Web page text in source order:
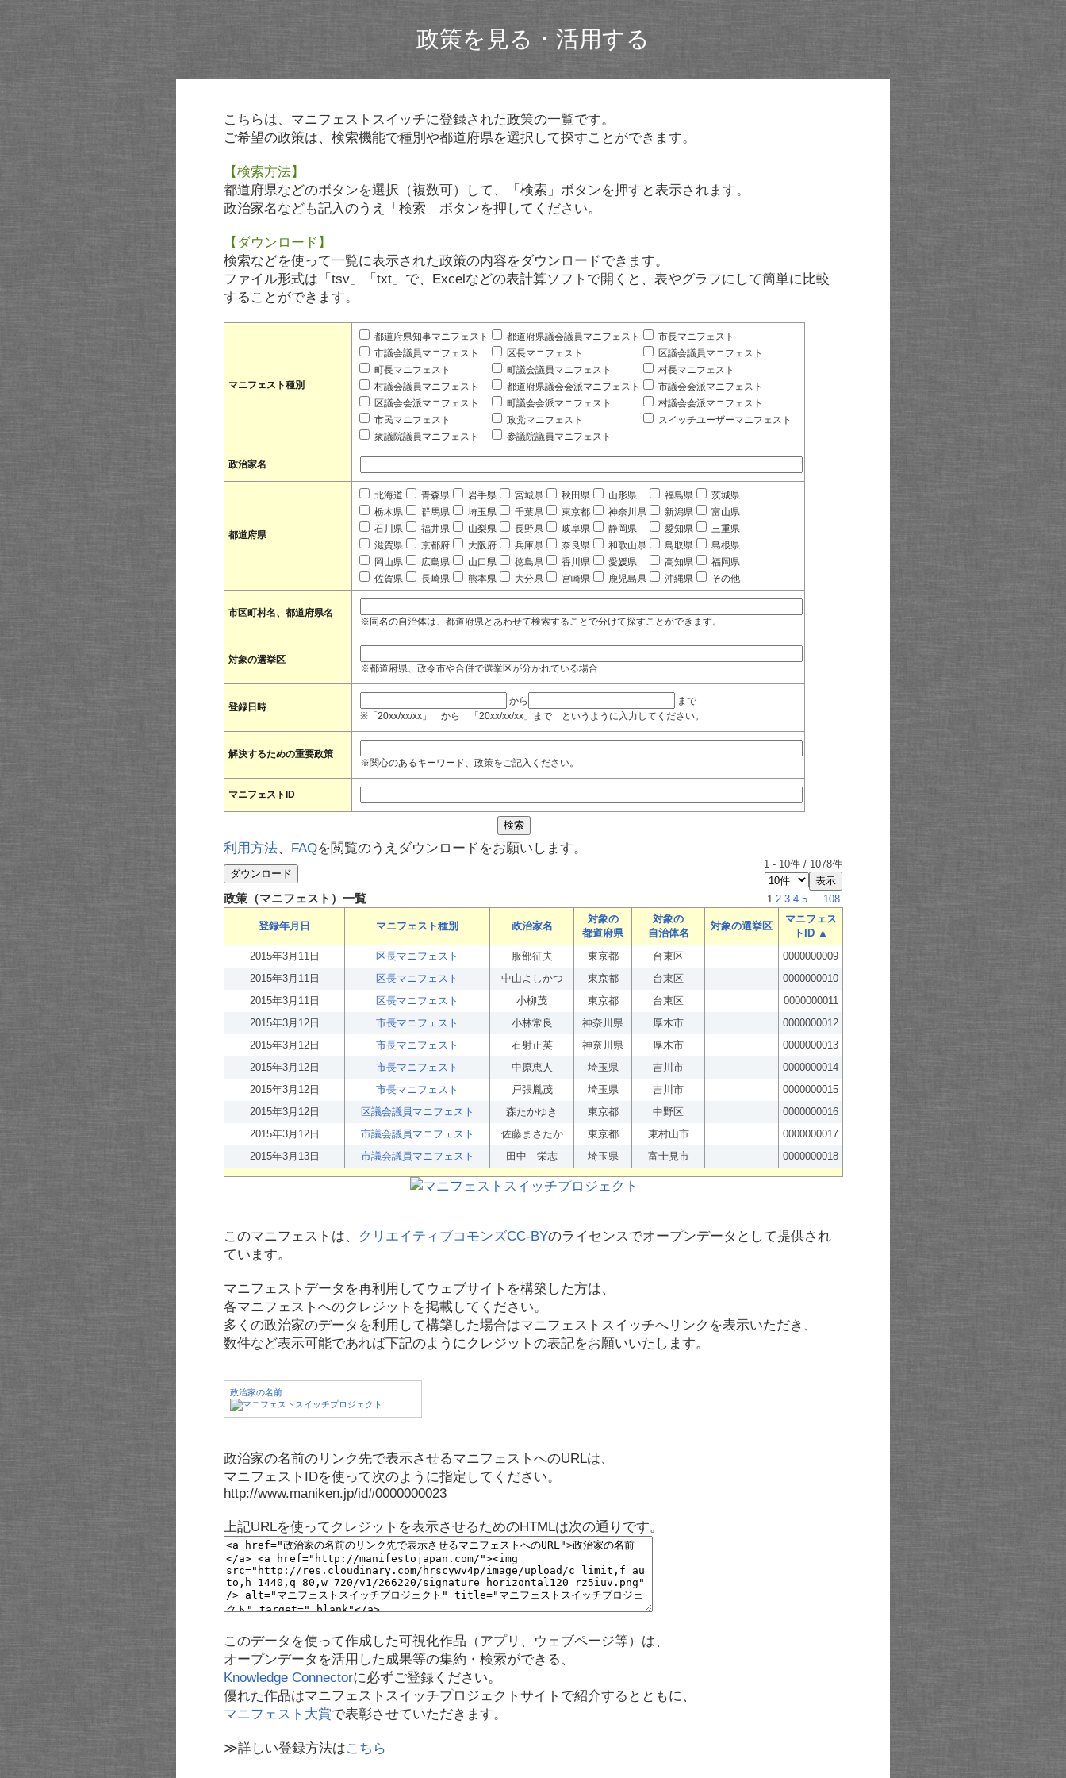
政策を見る・活用する
こちらは、マニフェストスイッチに登録された政策の一覧です。
ご希望の政策は、検索機能で種別や都道府県を選択して探すことができます。
【検索方法】
都道府県などのボタンを選択（複数可）して、「検索」ボタンを押すと表示されます。
政治家名なども記入のうえ「検索」ボタンを押してください。
【ダウンロード】
検索などを使って一覧に表示された政策の内容をダウンロードできます。
ファイル形式は「tsv」「txt」で、Excelなどの表計算ソフトで開くと、表やグラフにして簡単に比較
することができます。
マニフェスト種別
都道府県知事マニフェスト 都道府県議会議員マニフェスト
市長マニフェスト
市議会議員マニフェスト
区長マニフェスト
区議会議員マニフェスト
町長マニフェスト
町議会議員マニフェスト
村長マニフェスト
村議会議員マニフェスト
都道府県議会会派マニフェスト
市議会会派マニフェスト
区議会会派マニフェスト
町議会会派マニフェスト
村議会会派マニフェスト
市民マニフェスト
政党マニフェスト
スイッチユーザーマニフェスト
衆議院議員マニフェスト
参議院議員マニフェスト
政治家名
都道府県
北海道 青森県 岩手県 宮城県 秋田県 山形県 福島県
茨城県
栃木県
群馬県 埼玉県 千葉県 東京都 神奈川県 新潟県
富山県
石川県
福井県 山梨県 長野県 岐阜県 静岡県 愛知県
三重県
滋賀県
京都府 大阪府 兵庫県 奈良県 和歌山県 鳥取県
島根県
岡山県
広島県 山口県 徳島県 香川県 愛媛県 高知県
福岡県
佐賀県
長崎県 熊本県 大分県 宮崎県 鹿児島県 沖縄県 その他
市区町村名、都道府県名
※同名の自治体は、都道府県とあわせて検索することで分けて探すことができます。
対象の選挙区
※都道府県、政令市や合併で選挙区が分かれている場合
登録日時
から
まで
※「20xx/xx/xx」 から 「20xx/xx/xx」まで というように入力してください。
解決するための重要政策
※関心のあるキーワード、政策をご記入ください。
マニフェストID
利用方法、 FAQを閲覧のうえダウンロードをお願いします。
1 - 10件 / 1078件
政策（マニフェスト）一覧 1 2 3 4 5 ... 108
登録年月日 マニフェスト種別 政治家名
対象の
都道府県
対象の
自治体名
対象の選挙区
マニフェス
トID ▲
2015年3月11日
区長マニフェスト 服部征夫 東京都 台東区
0000000009
2015年3月11日
区長マニフェスト 中山よしかつ 東京都 台東区
0000000010
2015年3月11日
区長マニフェスト 小柳茂 東京都 台東区
0000000011
2015年3月12日
市長マニフェスト 小林常良 神奈川県 厚木市
0000000012
2015年3月12日
市長マニフェスト 石射正英 神奈川県 厚木市
0000000013
2015年3月12日
市長マニフェスト 中原恵人 埼玉県 吉川市
0000000014
2015年3月12日
市長マニフェスト 戸張胤茂 埼玉県 吉川市
0000000015
2015年3月12日
区議会議員マニフェスト 森たかゆき 東京都 中野区
0000000016
2015年3月12日
市議会議員マニフェスト 佐藤まさたか 東京都 東村山市
0000000017
2015年3月13日
市議会議員マニフェスト 田中 栄志 埼玉県 富士見市 0000000018
このマニフェストは、 クリエイティブコモンズCC-BYのライセンスでオープンデータとして提供され
ています。
マニフェストデータを再利用してウェブサイトを構築した方は、
各マニフェストへのクレジットを掲載してください。
多くの政治家のデータを利用して構築した場合はマニフェストスイッチへリンクを表示いただき、
数件など表示可能であれば下記のようにクレジットの表記をお願いいたします。
政治家の名前
政治家の名前のリンク先で表示させるマニフェストへのURLは、
マニフェストIDを使って次のように指定してください。
http://www.maniken.jp/id#0000000023
上記URLを使ってクレジットを表示させるためのHTMLは次の通りです。
このデータを使って作成した可視化作品（アプリ、ウェブページ等）は、
オープンデータを活用した成果等の集約・検索ができる、
Knowledge Connectorに必ずご登録ください。
優れた作品はマニフェストスイッチプロジェクトサイトで紹介するとともに、
マニフェスト大賞で表彰させていただきます。
≫詳しい登録方法はこちら